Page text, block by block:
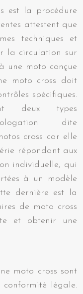
est la procédure
attestent que
techniques et
la circulation sur
une moto conçue
moto cross doit
spécifiques.
deux types
dite
cross car elle
répondant aux
individuelle, qui
à un modèle
dernière est la
de moto cross
et obtenir une
moto cross sont
légale.